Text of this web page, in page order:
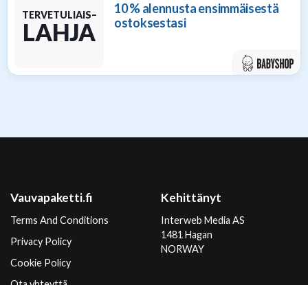
TERVETULIAIS–
LAHJA
10 % alennusta ensimmäisestä
ostoksestasi
Vauvapaketti.fi
Terms And Conditions
Privacy Policy
Cookie Policy
Kehittänyt
Interweb Media AS
1481 Hagan
NORWAY